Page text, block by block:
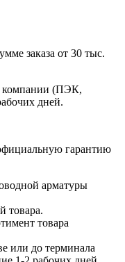
заказа от 30 тыс.
компании (ПЭК,
дней.
гарантию
арматуры
товара.
товара
или до терминала